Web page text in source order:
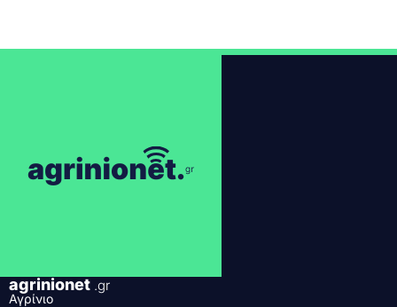
agrinionet .gr
Αγρίνιο